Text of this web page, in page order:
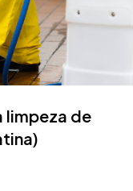
limpeza de